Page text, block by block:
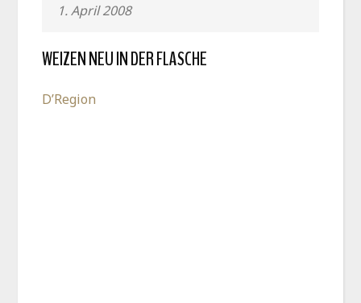
1. April 2008
WEIZEN NEU IN DER FLASCHE
D’Region